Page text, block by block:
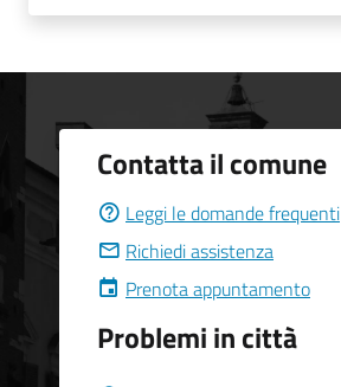
Contatta il comune
Leggi le domande frequenti
Richiedi assistenza
Prenota appuntamento
Problemi in città